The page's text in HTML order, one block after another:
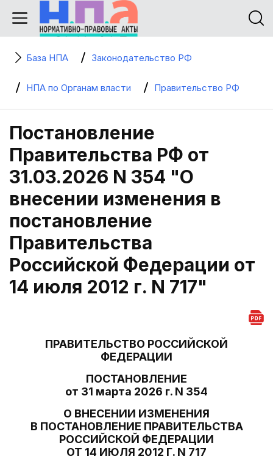
База НПА Законодательство РФ
НПА по Органам власти Правительство РФ
Постановление
Правительства РФ от
31.03.2026 N 354 "О
внесении изменения в
постановление
Правительства
Российской Федерации от
14 июля 2012 г. N 717"
ПРАВИТЕЛЬСТВО РОССИЙСКОЙ
ФЕДЕРАЦИИ
ПОСТАНОВЛЕНИЕ
от 31 марта 2026 г. N 354
О ВНЕСЕНИИ ИЗМЕНЕНИЯ
В ПОСТАНОВЛЕНИЕ ПРАВИТЕЛЬСТВА
РОССИЙСКОЙ ФЕДЕРАЦИИ
ОТ 14 ИЮЛЯ 2012 Г. N 717